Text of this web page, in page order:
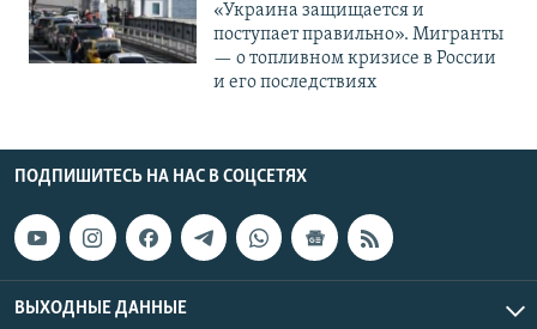
«Украина защищается и
поступает правильно». Мигранты
— о топливном кризисе в России
и его последствиях
ПОДПИШИТЕСЬ НА НАС В СОЦСЕТЯХ
ВЫХОДНЫЕ ДАННЫЕ